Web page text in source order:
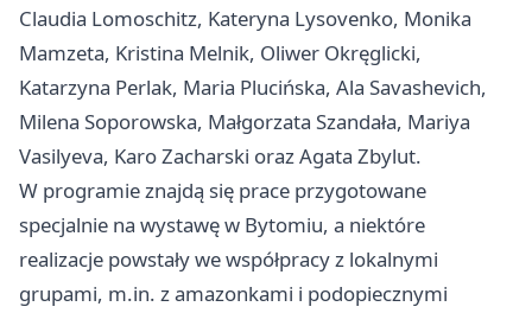
Claudia Lomoschitz, Kateryna Lysovenko, Monika
Mamzeta, Kristina Melnik, Oliwer Okręglicki,
Katarzyna Perlak, Maria Plucińska, Ala Savashevich,
Milena Soporowska, Małgorzata Szandała, Mariya
Vasilyeva, Karo Zacharski oraz Agata Zbylut.
W programie znajdą się prace przygotowane
specjalnie na wystawę w Bytomiu, a niektóre
realizacje powstały we współpracy z lokalnymi
grupami, m.in. z amazonkami i podopiecznymi